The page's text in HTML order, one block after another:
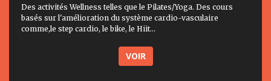
Des activités Wellness telles que le Pilates/Yoga. Des cours
basés sur l'amélioration du système cardio-vasculaire
comme,le step cardio, le bike, le Hiit...
VOIR